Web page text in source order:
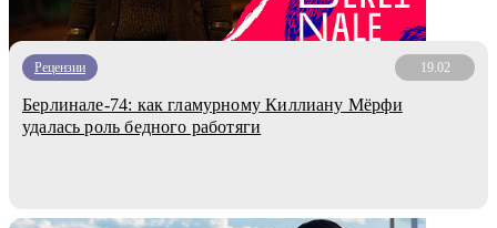
Рецензии 19.02
Берлинале-74: как гламурному Киллиану Мёрфи
удалась роль бедного работяги